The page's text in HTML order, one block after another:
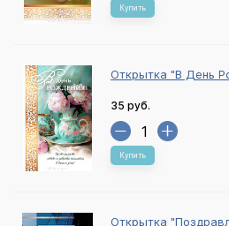
Купить
Открытка "В День
35 руб.
Купить
Открытка